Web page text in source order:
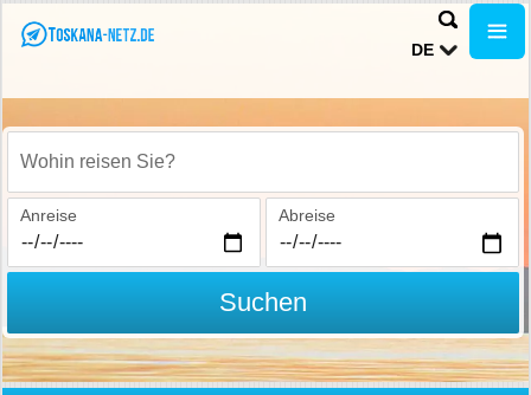
DE
Wohin reisen Sie?
Anreise Abreise
Suchen